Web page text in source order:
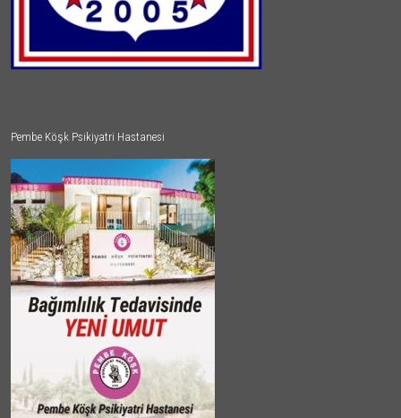
Pembe Köşk Psikiyatri Hastanesi